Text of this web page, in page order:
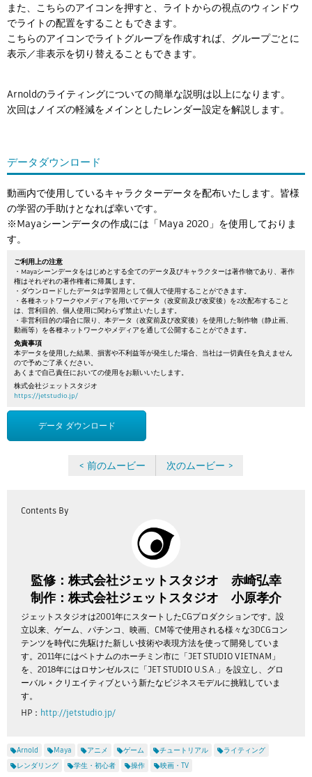
また、こちらのアイコンを押すと、ライトからの視点のウィンドウ
でライトの配置をすることもできます。
こちらのアイコンでライトグループを作成すれば、グループごとに
表示／非表示を切り替えることもできます。
Arnoldのライティングについての簡単な説明は以上になります。
次回はノイズの軽減をメインとしたレンダー設定を解説します。
データダウンロード
動画内で使用しているキャラクターデータを配布いたします。皆様
の学習の手助けとなれば幸いです。
※Mayaシーンデータの作成には「Maya 2020」を使用しておりま
す。
ご利用上の注意
・Mayaシーンデータをはじめとする全てのデータ及びキャラクターは著作物であり、著作
権はそれぞれの著作権者に帰属します。
・ダウンロードしたデータは学習用として個人で使用することができます。
・各種ネットワークやメディアを用いてデータ（改変前及び改変後）を2次配布すること
は、営利目的、個人使用に関わらず禁止いたします。
・非営利目的の場合に限り、本データ（改変前及び改変後）を使用した制作物（静止画、
動画等）を各種ネットワークやメディアを通して公開することができます。
免責事項
本データを使用した結果、損害や不利益等が発生した場合、当社は一切責任を負えません
ので予めご了承ください。
あくまで自己責任においての使用をお願いいたします。
株式会社ジェットスタジオ
https://jetstudio.jp/
データ ダウンロード
< 前のムービー 次のムービー >
Contents By
監修：株式会社ジェットスタジオ 赤崎弘幸
制作：株式会社ジェットスタジオ 小原孝介
ジェットスタジオは2001年にスタートしたCGプロダクションです。設
立以来、ゲーム、パチンコ、映画、CM等で使用される様々な3DCGコン
テンツを時代に先駆けた新しい技術や表現方法を使って開発していま
す。2011年にはベトナムのホーチミン市に「JET STUDIO VIETNAM」
を、2018年にはロサンゼルスに「JET STUDIO U.S.A.」を設立し、グロ
ーバル × クリエイティブという新たなビジネスモデルに挑戦していま
す。
HP： http://jetstudio.jp/
Arnold Maya アニメ ゲーム チュートリアル
ライティング
レンダリング
学生・初心者 操作 映画・TV